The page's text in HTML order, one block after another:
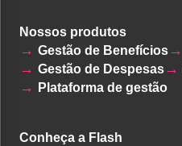
Nossos produtos
Gestão de Benefícios
Gestão de Despesas
Plataforma de gestão
Conheça a Flash